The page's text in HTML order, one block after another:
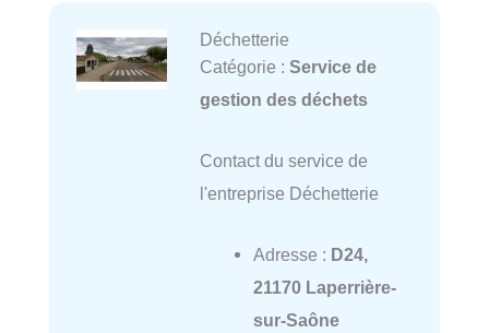
Déchetterie
Catégorie : Service de
gestion des déchets
Contact du service de
l'entreprise Déchetterie
Adresse : D24,
21170 Laperrière-
sur-Saône